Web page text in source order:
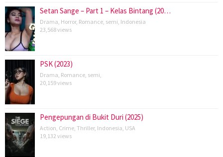
Setan Sange – Part 1 – Kelas Bintang (20…
Drama Horror, Romance semi Indonesia
23,568 views
PSK (2023)
Drama Romance semi
20,159 views
Pengepungan di Bukit Duri (2025)
Action Crime Thriller, Indonesia USA
19,132 views